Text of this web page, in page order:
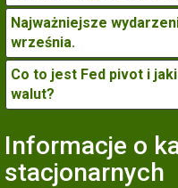
Najważniejsze
września.
Co to jest Fed pivot i
walut?
Informacje o
stacjonarnych